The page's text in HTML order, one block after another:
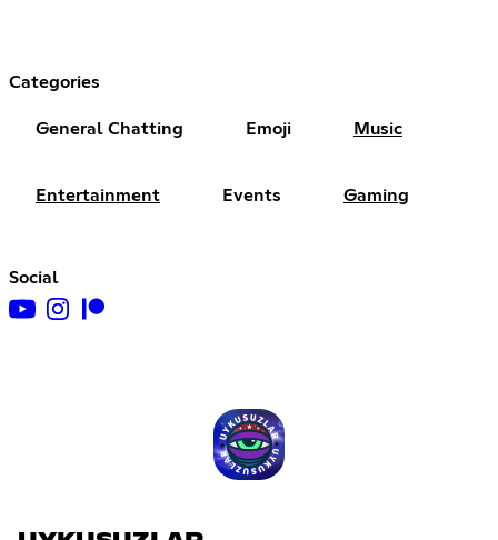
Categories
General Chatting Emoji Music
Entertainment Events Gaming
Social